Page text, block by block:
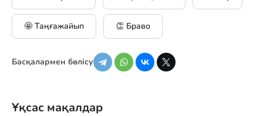
🤩 Таңғажайып 👏 Браво
Басқалармен бөлісу
Ұқсас мақалдар